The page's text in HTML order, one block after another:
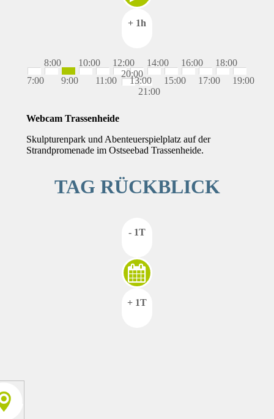
+ 1h
7:00
8:00
9:00
10:00
11:00
12:00
13:00
14:00
15:00
16:00
17:00
18:00
19:00
20:00
21:00
Webcam Trassenheide
Skulpturenpark und Abenteuerspielplatz auf der
Strandpromenade im Ostseebad Trassenheide.
TAG RÜCKBLICK
- 1T
+ 1T